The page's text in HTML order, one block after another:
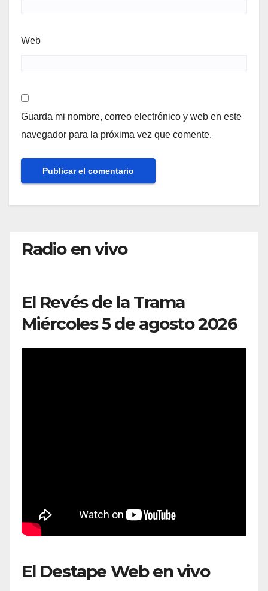
Web
Guarda mi nombre, correo electrónico y web en este
navegador para la próxima vez que comente.
Radio en vivo
El Revés de la Trama
Miércoles 5 de agosto 2026
El Destape Web en vivo